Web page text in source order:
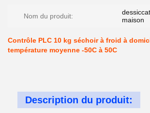
Nom du produit:
maison
Contrôle PLC 10 kg séchoir à froid à
température moyenne -50C à 50C
Description du produit: